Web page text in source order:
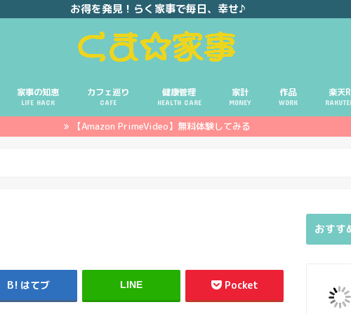
お得を発見！らく家事で毎日、幸せ♪
家事の知恵
LIFE HACK
カフェ巡り
CAFE
健康管理
HEALTH CARE
家計
MONEY
ポイ活
投資
副業
作品
WORK
楽天
【Amazon PrimeVideo】無料体験してみる
はてブ LINE Pocket
おすす